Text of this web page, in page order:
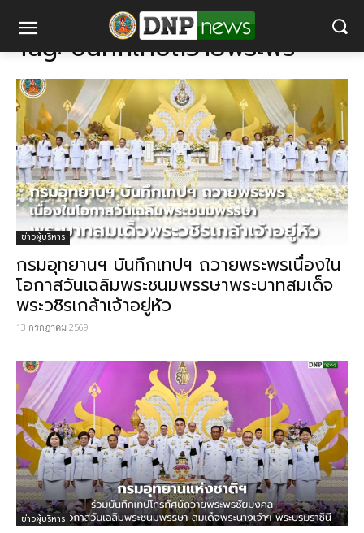
บันทึกเทปถวายพระพร
Tag:บันทึกเทปถวายพระพร
ข่าวผู้บริหาร
กรมอุทยานฯ บันทึกเทปฯ ถวายพระพรเนื่องใน
โอกาสวันเฉลิมพระชนมพรรษาพระบาทสมเด็จ
พระวชิรเกล้าเจ้าอยู่หัว
13 กรกฎาคม 2569
ข่าวผู้บริหาร